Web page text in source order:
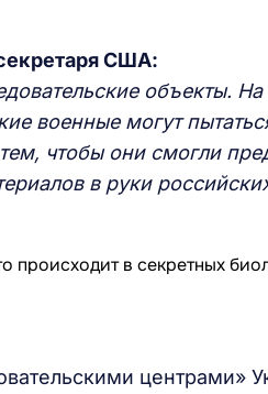
США:
объекты. На
военные могут
чтобы они смогли
в руки
центрами»